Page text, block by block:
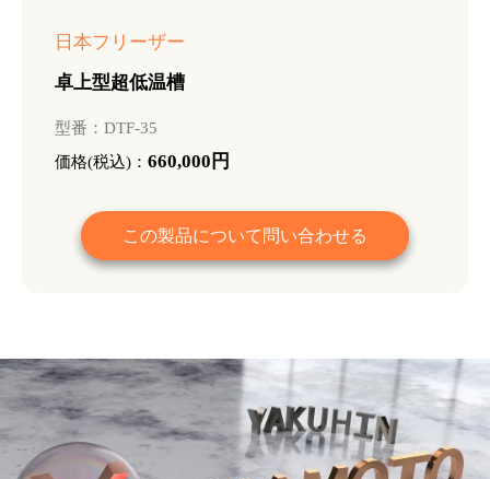
日本フリーザー
卓上型超低温槽
型番：DTF-35
価格(税込)： 660,000円